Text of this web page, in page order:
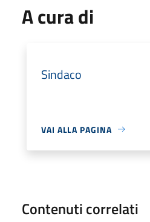
A cura di
Sindaco
VAI ALLA PAGINA
Contenuti correlati